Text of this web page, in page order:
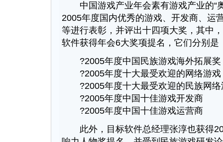
中国游戏产业年会素有游戏产业的“
2005年度国内优秀的游戏、开发商、运
等进行表彰，并评出十四项大奖，其中
软件获得年会6大奖项提名，它们分别是
?2005年度中国民族游戏海外拓展奖
?2005年度十大最受欢迎的网络游戏
?2005年度十大最受欢迎的民族网络
?2005年度中国十佳游戏开发商
?2005年度中国十佳游戏运营商
此外，目标软件总经理张淳也获得